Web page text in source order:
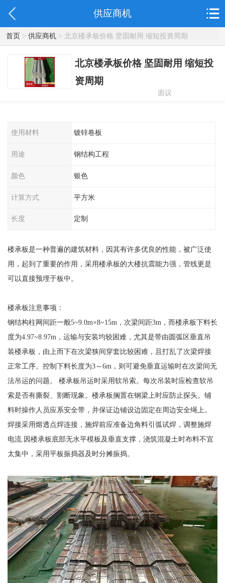
供应商机
首页> 供应商机> 北京楼承板价格 坚固耐用 缩短投资周期
北京楼承板价格 坚固耐用 缩短投
资周期
面议
使用材料 镀锌卷板
用途 钢结构工程
颜色 银色
计算方式 平方米
长度 定制
楼承板是一种普遍的建筑材料，因其有许多优良的性能，被广泛使
用，起到了重要的作用，采用楼承板的大楼抗震能力强，管线更是
可以直接预埋于板中。
楼承板注意事项：
钢结构柱网间距一般5~9.0m×8~15m，次梁间距3m，而楼承板下料长
度为4.97~8.97m，运输与安装均较困难，尤其是带由圆弧区垂直吊
装楼承板，由上而下在次梁狭间穿套比较困难，且打乱了次梁焊接
正常工序。控制下料长度为3～6m，则可避免垂直运输时在次梁间无
法吊运的问题。 楼承板吊运时采用软吊索。每次吊装时应检查软吊
索是否有撕裂、割断现象。楼承板搁置在钢梁上时应防止探头。铺
料时操作人员应系安全带，并保证边铺设边固定在周边安全绳上。
焊接采用熔透点焊连接，施焊前应准备边角料引弧试焊，调整施焊
电流.因楼承板底部无水平模板及垂直支撑，浇筑混凝土时布料不宜
太集中，采用平板振捣器及时分摊振捣。